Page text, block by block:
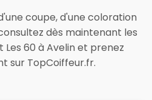
coupe, d'une coloration
dès maintenant les
60 à Avelin et prenez
sur TopCoiffeur.fr.